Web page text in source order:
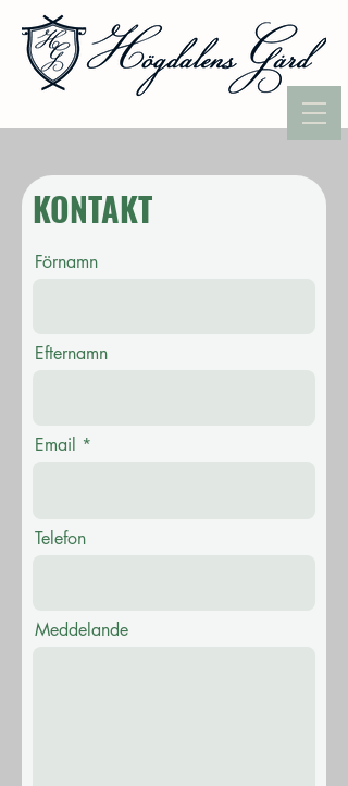
KONTAKT
Förnamn
Efternamn
Email
Telefon
Meddelande